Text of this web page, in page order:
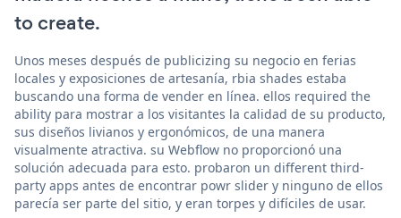
to create.
Unos meses después de publicizing su negocio en ferias
locales y exposiciones de artesanía, rbia shades estaba
buscando una forma de vender en línea. ellos required the
ability para mostrar a los visitantes la calidad de su producto,
sus diseños livianos y ergonómicos, de una manera
visualmente atractiva. su Webflow no proporcionó una
solución adecuada para esto. probaron un different third-
party apps antes de encontrar powr slider y ninguno de ellos
parecía ser parte del sitio, y eran torpes y difíciles de usar.